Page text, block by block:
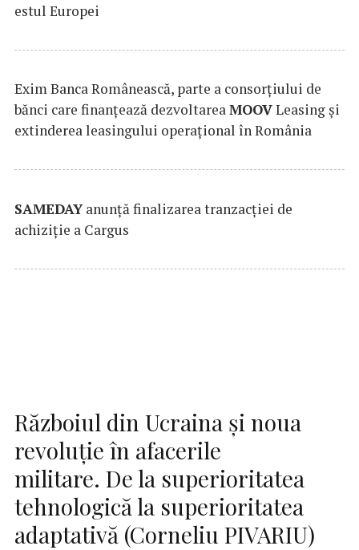
estul Europei
Exim Banca Românească, parte a consorțiului de
bănci care finanțează dezvoltareaMOOVLeasing și
extinderea leasingului operațional în România
SAMEDAYanunță finalizarea tranzacției de
achiziție a Cargus
Războiul din Ucraina și noua
revoluție în afacerile
militare. De la superioritatea
tehnologică la superioritatea
adaptativă (Corneliu PIVARIU)